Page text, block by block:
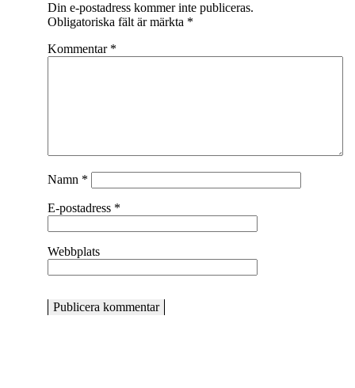
Din e-postadress kommer inte publiceras.
Obligatoriska fält är märkta *
Kommentar *
Namn *
E-postadress *
Webbplats